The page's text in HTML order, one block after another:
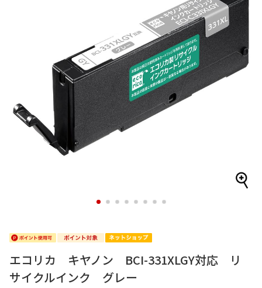
1 2 3 4 5 6 7 8
エコリカ キヤノン BCI-331XLGY対応 リ
サイクルインク グレー